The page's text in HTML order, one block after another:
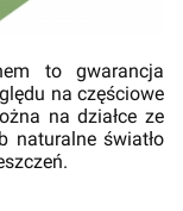
to gwarancja
na częściowe
na działce ze
naturalne światło